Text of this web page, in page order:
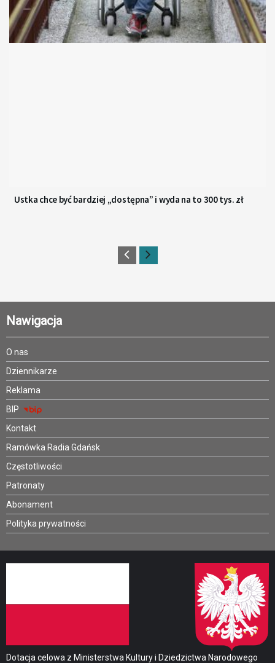
Ustka chce być bardziej „dostępna” i wyda na to 300 tys. zł
Nawigacja
O nas
Dziennikarze
Reklama
BIP
Kontakt
Ramówka Radia Gdańsk
Częstotliwości
Patronaty
Abonament
Polityka prywatności
Dotacja celowa z Ministerstwa Kultury i Dziedzictwa Narodowego